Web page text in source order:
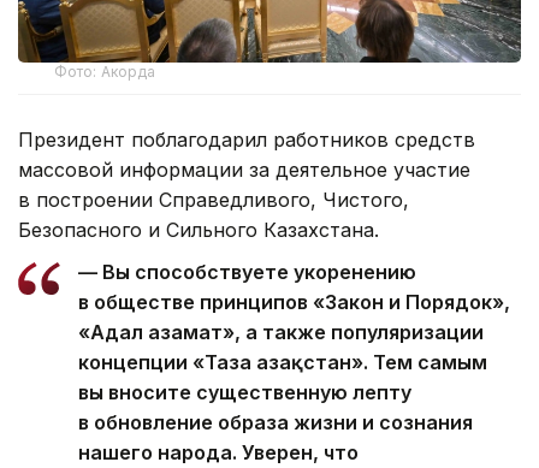
Фото: Акорда
Президент поблагодарил работников средств
массовой информации за деятельное участие
в построении Справедливого, Чистого,
Безопасного и Сильного Казахстана.
— Вы способствуете укоренению
в обществе принципов «Закон и Порядок»,
«Адал азамат», а также популяризации
концепции «Таза Қазақстан». Тем самым
вы вносите существенную лепту
в обновление образа жизни и сознания
нашего народа. Уверен, что